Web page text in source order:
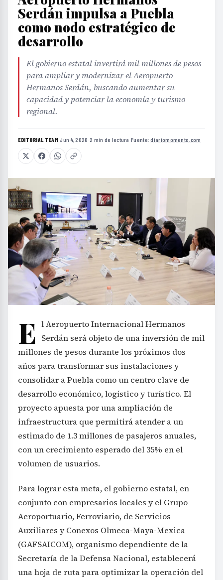
Serdán impulsa a Puebla
como nodo estratégico de
desarrollo
El gobierno estatal invertirá mil millones de pesos
para ampliar y modernizar el Aeropuerto
Hermanos Serdán, buscando aumentar su
capacidad y potenciar la economía y turismo
regional.
EDITORIAL TEAM·Jun 4, 2026 ·2 min de lectura ·Fuente:diariomomento.com
E l Aeropuerto Internacional Hermanos
Serdán será objeto de una inversión de mil
millones de pesos durante los próximos dos
años para transformar sus instalaciones y
consolidar a Puebla como un centro clave de
desarrollo económico, logístico y turístico. El
proyecto apuesta por una ampliación de
infraestructura que permitirá atender a un
estimado de 1.3 millones de pasajeros anuales,
con un crecimiento esperado del 35% en el
volumen de usuarios.
Para lograr esta meta, el gobierno estatal, en
conjunto con empresarios locales y el Grupo
Aeroportuario, Ferroviario, de Servicios
Auxiliares y Conexos Olmeca-Maya-Mexica
(GAFSAICOM), organismo dependiente de la
Secretaría de la Defensa Nacional, establecerá
una hoja de ruta para optimizar la operación del